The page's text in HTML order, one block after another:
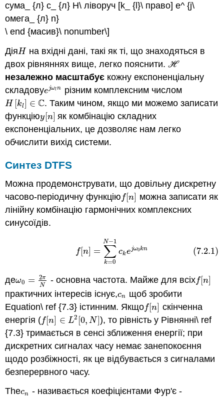
сума_ {л} с_ {л} Н\ ліворуч [k_ {l}\ право] e^ {j\
омега_ {л} n}
\ end {масив}\ nonumber\]
ДіяH
Hна вхідні дані, такі як ті, що знаходяться в
двох рівняннях вище, легко пояснити.H
H
незалежно масштабує кожну експоненціальну
складовуejωln
ejωlnрізним комплексним числом
H [kl] ∈ C
H[ kl]∈C
. Таким чином, якщо ми можемо записати
функціюy[n]
y n] як комбінацію складних
експоненціальних, це дозволяє нам легко
обчислити вихід системи.
Синтез DTFS
Можна продемонструвати, що довільну дискретну
часово-періодичну функцію f [n
f[ n]
можна записати як
лінійну комбінацію гармонічних комплексних
синусоїдів.
f[ n] = ∑
k=0
N−1
ckejω0kn (7.2.1)
k=0
деω0 = 2π
N
ω0 =2 πN- основна частота. Майже для всіхf[ n]
f[n]
практичних інтересів існує,cn
cn щоб зробити
Equation\ ref {7.3} істинним. Якщоf[n]
f[ n] скінченна
енергія (f[n] ∈ L2 [0, N]
f[ n]∈L 2[0 ,N ]
), то рівність у Рівнянні\ ref
{7.3} тримається в сенсі зближення енергії; при
дискретних сигналах часу немає занепокоєння
щодо розбіжності, як це відбувається з сигналами
безперервного часу.
Thecn
cn - називається коефіцієнтами Фур'є -